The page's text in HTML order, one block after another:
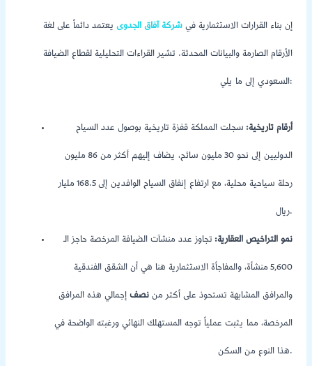
إن بناء القرارات الاستثمارية في شركة آفاق الجدوىيعتمد دائماً على لغة
الأرقام الصارمة والبيانات المحدثة. تشير القراءات التحليلية لقطاع الضيافة
السعودي إلى ما يلي:
أرقام تاريخية: سجلت المملكة قفزة تاريخية بوصول عدد السياح
الدوليين إلى نحو 30 مليون سائح، يضاف إليهم أكثر من 86 مليون
رحلة سياحية محلية، مع ارتفاع إنفاق السياح الوافدين إلى 168.5 مليار
ريال.
نمو التراخيص العقارية: تجاوز عدد منشآت الضيافة المرخصة حاجز الـ
5,600 منشأة، والمفاجأة الاستثمارية هنا هي أن الشقق الفندقية
والمرافق المشابهة تستحوذ على أكثر من نصفإجمالي هذه المرافق
المرخصة، مما يثبت عملياً توجه المستهلك النهائي ورغبته الواضحة في
هذا النوع من السكن.